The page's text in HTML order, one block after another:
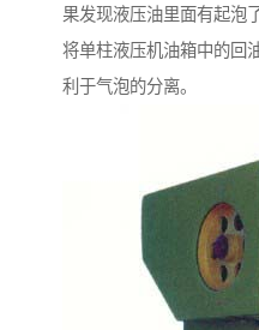
果发现液压油里面有起泡
将单柱液压机油箱中的回
利于气泡的分离。